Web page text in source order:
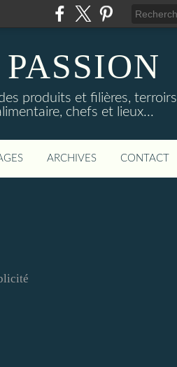
produits et filières,
chefs et lieux...
ARCHIVES CONTACT